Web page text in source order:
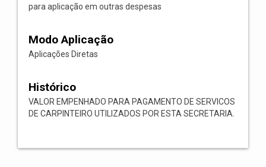
para aplicação em outras despesas
Modo Aplicação
Aplicações Diretas
Histórico
VALOR EMPENHADO PARA PAGAMENTO DE SERVICOS
DE CARPINTEIRO UTILIZADOS POR ESTA SECRETARIA.